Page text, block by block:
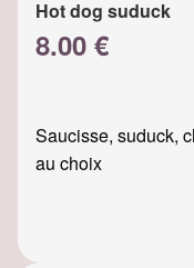
Hot dog suduck
8.00 €
Saucisse, suduck,
au choix